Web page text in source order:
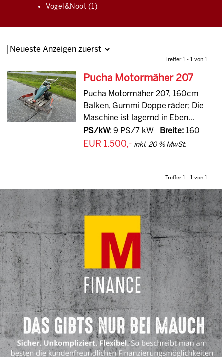
Vogel&Noot (1)
Treffer 1 - 1 von 1
Pucha Motormäher 207
Pucha Motormäher 207, 160cm
Balken, Gummi Doppelräder; Die
Maschine ist lagernd in Eben...
PS/kW:9 PS/7 kW Breite:160
EUR 1.500,- inkl. 20 % MwSt.
Treffer 1 - 1 von 1